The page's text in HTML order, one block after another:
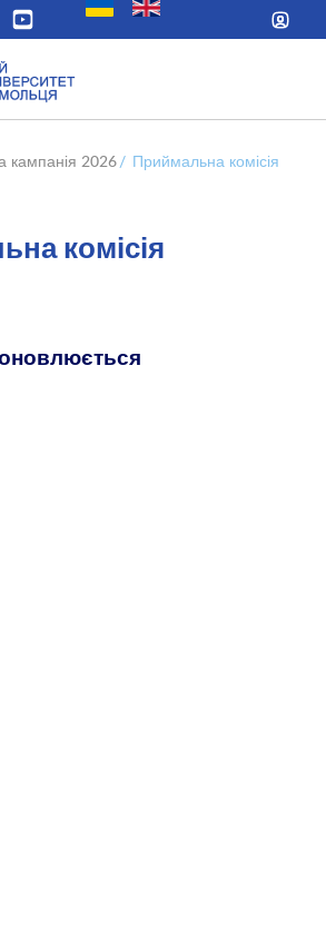
кампанія 2026/ Приймальна комісія
комісія